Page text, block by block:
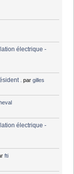
électrique -
. pargilles
électrique -
fti